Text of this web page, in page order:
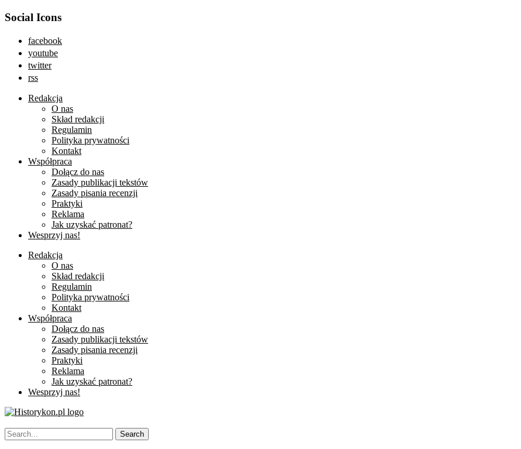
Social Icons
facebook
youtube
twitter
rss
Redakcja
O nas
Skład redakcji
Regulamin
Polityka prywatności
Kontakt
Współpraca
Dołącz do nas
Zasady publikacji tekstów
Zasady pisania recenzji
Praktyki
Reklama
Jak uzyskać patronat?
Wesprzyj nas!
Redakcja
O nas
Skład redakcji
Regulamin
Polityka prywatności
Kontakt
Współpraca
Dołącz do nas
Zasady publikacji tekstów
Zasady pisania recenzji
Praktyki
Reklama
Jak uzyskać patronat?
Wesprzyj nas!